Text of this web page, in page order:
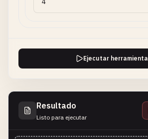
Ejecutar herramienta
Resultado
Listo para ejecutar